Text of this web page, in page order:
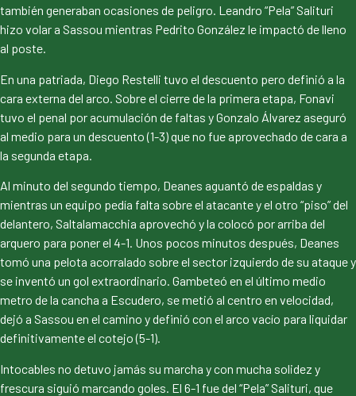
también generaban ocasiones de peligro. Leandro “Pela” Salituri
hizo volar a Sassou mientras Pedrito González le impactó de lleno
al poste.
En una patriada, Diego Restelli tuvo el descuento pero definió a la
cara externa del arco. Sobre el cierre de la primera etapa, Fonavi
tuvo el penal por acumulación de faltas y Gonzalo Álvarez aseguró
al medio para un descuento (1-3) que no fue aprovechado de cara a
la segunda etapa.
Al minuto del segundo tiempo, Deanes aguantó de espaldas y
mientras un equipo pedía falta sobre el atacante y el otro “piso” del
delantero, Saltalamacchia aprovechó y la colocó por arriba del
arquero para poner el 4-1. Unos pocos minutos después, Deanes
tomó una pelota acorralado sobre el sector izquierdo de su ataque y
se inventó un gol extraordinario. Gambeteó en el último medio
metro de la cancha a Escudero, se metió al centro en velocidad,
dejó a Sassou en el camino y definió con el arco vacío para liquidar
definitivamente el cotejo (5-1).
Intocables no detuvo jamás su marcha y con mucha solidez y
frescura siguió marcando goles. El 6-1 fue del “Pela” Salituri, que